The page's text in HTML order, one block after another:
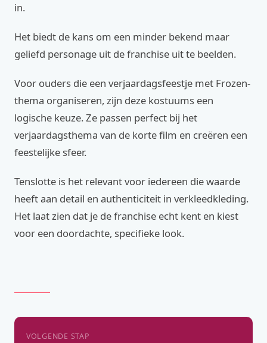
in.
Het biedt de kans om een minder bekend maar
geliefd personage uit de franchise uit te beelden.
Voor ouders die een verjaardagsfeestje met Frozen-
thema organiseren, zijn deze kostuums een
logische keuze. Ze passen perfect bij het
verjaardagsthema van de korte film en creëren een
feestelijke sfeer.
Tenslotte is het relevant voor iedereen die waarde
heeft aan detail en authenticiteit in verkleedkleding.
Het laat zien dat je de franchise echt kent en kiest
voor een doordachte, specifieke look.
VOLGENDE STAP